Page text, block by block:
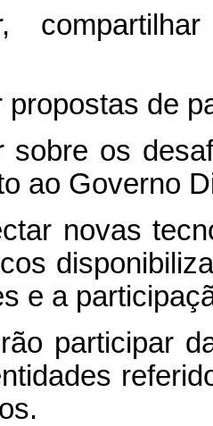
propostas de
sobre os
ao Governo
novas
e a
participar